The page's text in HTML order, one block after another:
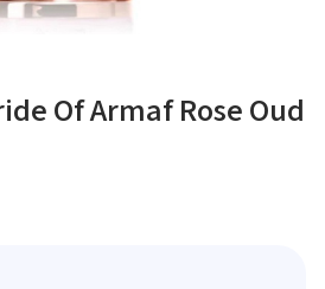
Of Armaf Rose Oud